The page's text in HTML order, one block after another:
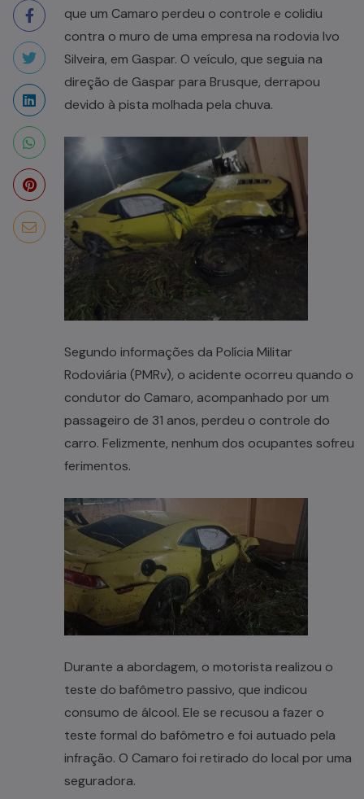
que um Camaro perdeu o controle e colidiu
contra o muro de uma empresa na rodovia Ivo
Silveira, em Gaspar. O veículo, que seguia na
direção de Gaspar para Brusque, derrapou
devido à pista molhada pela chuva.
Segundo informações da Polícia Militar
Rodoviária (PMRv), o acidente ocorreu quando o
condutor do Camaro, acompanhado por um
passageiro de 31 anos, perdeu o controle do
carro. Felizmente, nenhum dos ocupantes sofreu
ferimentos.
Durante a abordagem, o motorista realizou o
teste do bafômetro passivo, que indicou
consumo de álcool. Ele se recusou a fazer o
teste formal do bafômetro e foi autuado pela
infração. O Camaro foi retirado do local por uma
seguradora.